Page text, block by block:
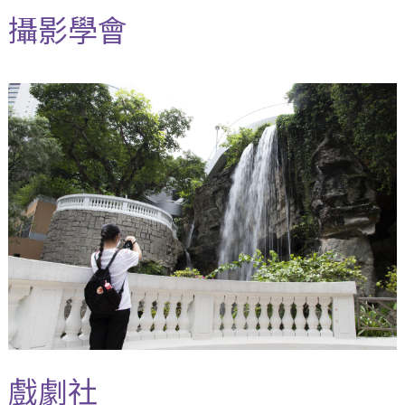
攝影學會
戲劇社